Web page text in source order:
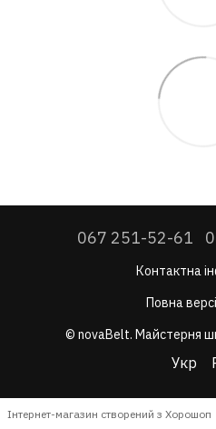
067 251-52-61
Контактна
Повна
© novaBelt. Майстерня
Укр
Інтернет-магазин створений з Хорошоп